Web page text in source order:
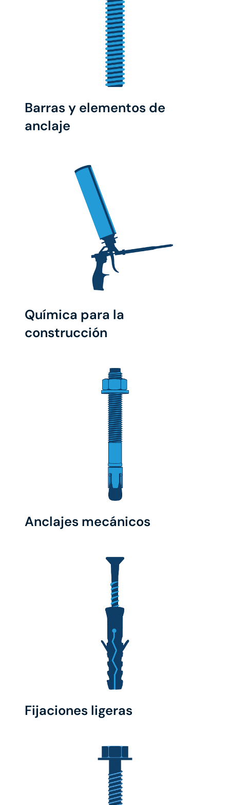
Barras y elementos de
anclaje
Química para la
construcción
Anclajes mecánicos
Fijaciones ligeras